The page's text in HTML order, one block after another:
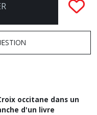
occitane dans un
d'un livre